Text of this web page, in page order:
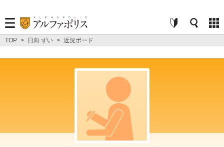
TOP > 日向 ずい > 近況ボード